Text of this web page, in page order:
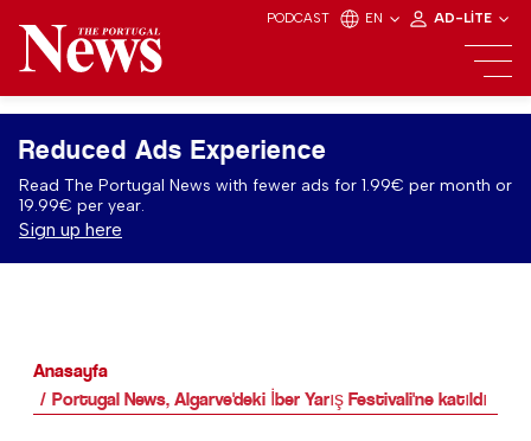
PODCAST EN AD-LITE
Reduced Ads Experience
Read The Portugal News with fewer ads for 1.99€ per month or
19.99€ per year.
Sign up here
Anasayfa
Portugal News, Algarve'deki İber Yarış Festivali'ne katıldı